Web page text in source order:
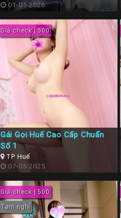
01-01-2026
Giá check | 500
Gái Gọi Huế Cao Cấp Chuẩn
Số 1
TP Huế
07-05-2025
Giá check | 500
Tạm nghỉ